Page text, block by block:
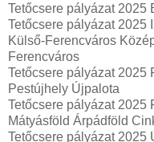
Tetőcsere pályázat 2025
Tetőcsere pályázat 2025
Külső-Ferencváros
Ferencváros
Tetőcsere pályázat 2025
Pestújhely Újpalota
Tetőcsere pályázat 2025
Mátyásföld Árpádföld
Tetőcsere pályázat 2025